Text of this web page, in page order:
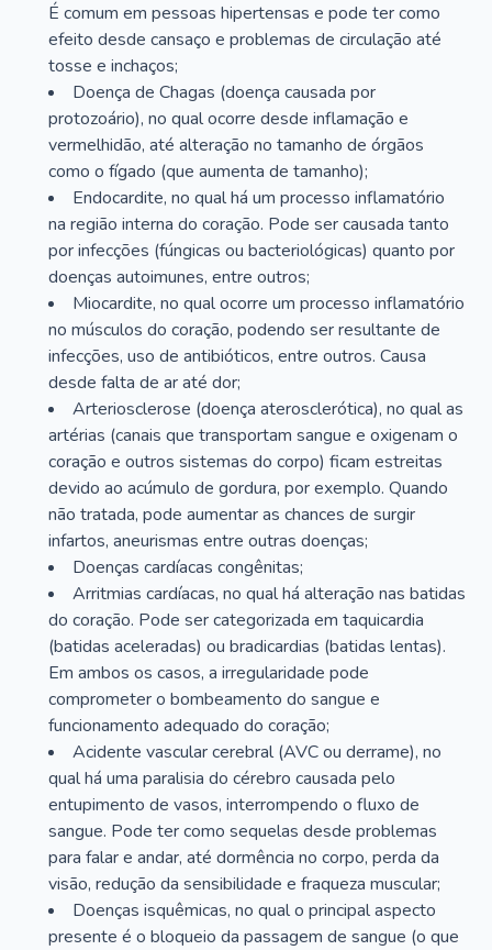
É comum em pessoas hipertensas e pode ter como
efeito desde cansaço e problemas de circulação até
tosse e inchaços;
Doença de Chagas (doença causada por
protozoário), no qual ocorre desde inflamação e
vermelhidão, até alteração no tamanho de órgãos
como o fígado (que aumenta de tamanho);
Endocardite, no qual há um processo inflamatório
na região interna do coração. Pode ser causada tanto
por infecções (fúngicas ou bacteriológicas) quanto por
doenças autoimunes, entre outros;
Miocardite, no qual ocorre um processo inflamatório
no músculos do coração, podendo ser resultante de
infecções, uso de antibióticos, entre outros. Causa
desde falta de ar até dor;
Arteriosclerose (doença aterosclerótica), no qual as
artérias (canais que transportam sangue e oxigenam o
coração e outros sistemas do corpo) ficam estreitas
devido ao acúmulo de gordura, por exemplo. Quando
não tratada, pode aumentar as chances de surgir
infartos, aneurismas entre outras doenças;
Doenças cardíacas congênitas;
Arritmias cardíacas, no qual há alteração nas batidas
do coração. Pode ser categorizada em taquicardia
(batidas aceleradas) ou bradicardias (batidas lentas).
Em ambos os casos, a irregularidade pode
comprometer o bombeamento do sangue e
funcionamento adequado do coração;
Acidente vascular cerebral (AVC ou derrame), no
qual há uma paralisia do cérebro causada pelo
entupimento de vasos, interrompendo o fluxo de
sangue. Pode ter como sequelas desde problemas
para falar e andar, até dormência no corpo, perda da
visão, redução da sensibilidade e fraqueza muscular;
Doenças isquêmicas, no qual o principal aspecto
presente é o bloqueio da passagem de sangue (o que